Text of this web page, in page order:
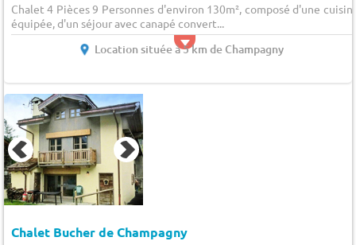
Chalet 4 Pièces 9 Personnes d'environ 130m², composé d'une
équipée, d'un séjour avec canapé convert...
Location située à 5 km de Champagny
Chalet Bucher de Champagny